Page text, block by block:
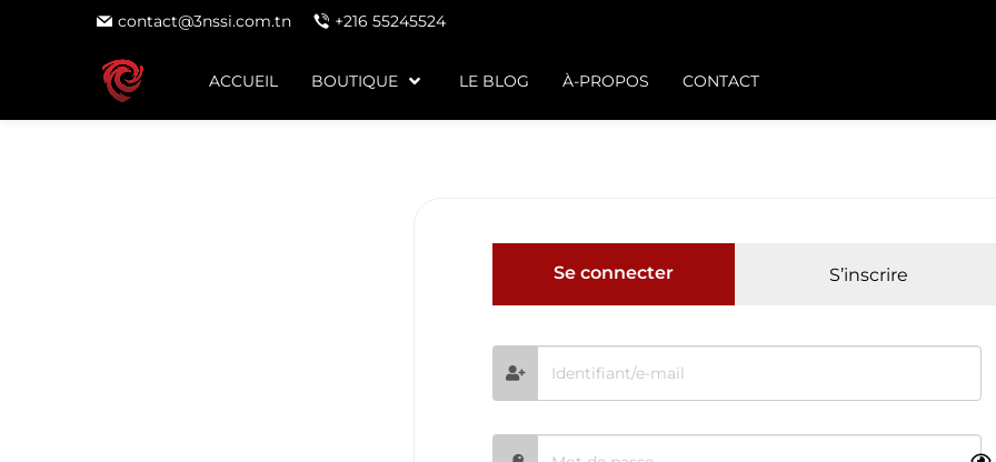
contact@3nssi.com.tn +216 55245524
ACCUEIL BOUTIQUE LE BLOG À-PROPOS CONTACT
Se connecter S’inscrire